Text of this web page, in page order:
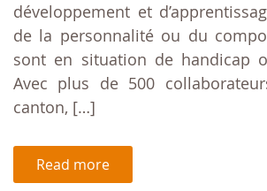
développement et
de la personnalité ou du
sont en situation de handicap
Avec plus de 500
canton, […]
Read more